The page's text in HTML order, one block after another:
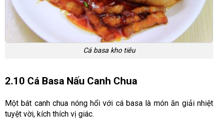
Cá basa kho tiêu
2.10 Cá Basa Nấu Canh Chua
Một bát canh chua nóng hổi với cá basa là món ăn giải nhiệt
tuyệt vời, kích thích vị giác.